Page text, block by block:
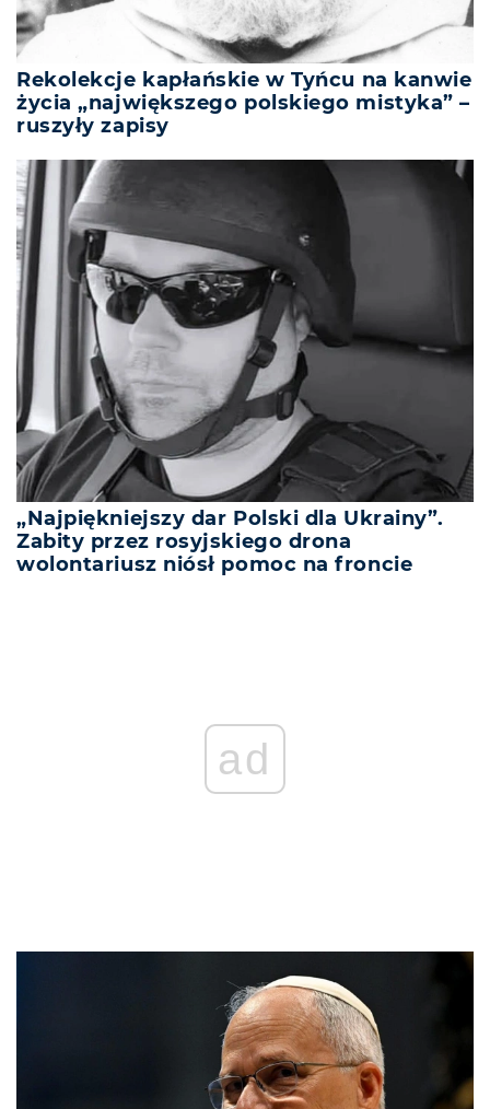
Rekolekcje kapłańskie w Tyńcu na kanwie
życia „największego polskiego mistyka” –
ruszyły zapisy
„Najpiękniejszy dar Polski dla Ukrainy”.
Zabity przez rosyjskiego drona
wolontariusz niósł pomoc na froncie
ad